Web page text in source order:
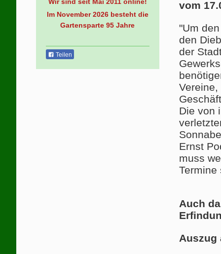
vom
"Um
den
der
Die von
Ernst
muss
Termine
Auch
Auszug
Wir sind seit Mai 2011 online!
Im November 2026 besteht die
Gartensparte 95 Jahre
Teilen